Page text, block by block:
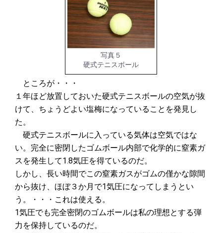
写真５
硬式テニスボール
ところが・・・
１年ほど放置しておいた硬式テニスボールの空気が抜
けて、ちょうどよい塩梅になっていることを発見し
た。
硬式テニスボールに入っている気体は空気ではな
い。完全に密閉したゴムボール内部で化学的に窒素ガ
スを発生して1.8気圧を得ているのだ。
しかし、長い時間でこの窒素ガスがゴムの僅かな隙間
から抜け、ほぼ３か月で1気圧になってしまうとい
う。・・・これは使える。
1気圧でも完全密閉のゴムボールは私の理想とする弾
力を保持しているのだ。